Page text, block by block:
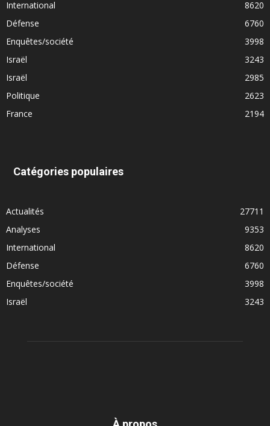
International
8620
Défense
6760
Enquêtes/société
3998
Israël
3243
Israël
2985
Politique
2623
France
2194
Catégories populaires
Actualités
27711
Analyses
9353
International
8620
Défense
6760
Enquêtes/société
3998
Israël
3243